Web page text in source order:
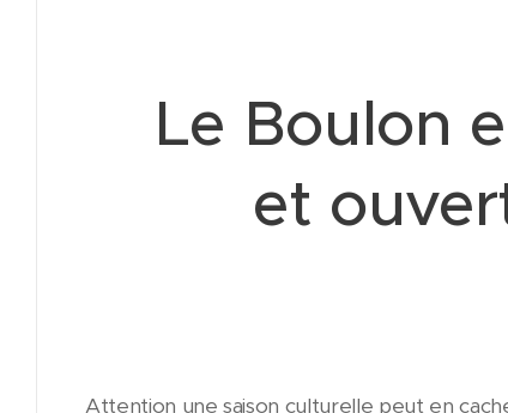
Le Boulon
et
Attention une saison culturelle peut en